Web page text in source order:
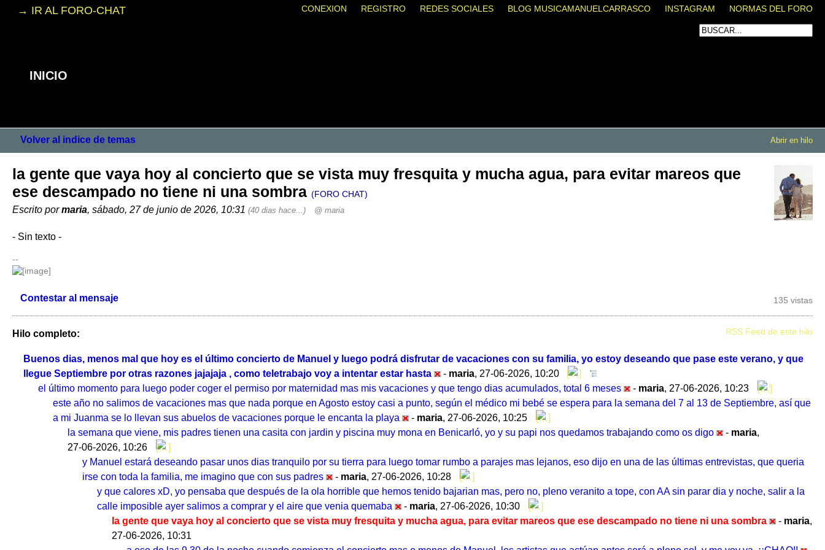
→ IR AL FORO-CHAT
INICIO
CONEXION REGISTRO REDES SOCIALES BLOG MUSICAMANUELCARRASCO INSTAGRAM NORMAS DEL FORO
Volver al indice de temas Abrir en hilo
la gente que vaya hoy al concierto que se vista muy fresquita y mucha agua, para evitar mareos que
ese descampado no tiene ni una sombra (FORO CHAT)
Escrito pormaria, sábado, 27 de junio de 2026, 10:31 (40 dias hace...) @ maria
- Sin texto -
--
Contestar al mensaje 135 vistas
Hilo completo: RSS Feed de este hilo
Buenos dias, menos mal que hoy es el último concierto de Manuel y luego podrá disfrutar de vacaciones con su familia, yo estoy deseando que pase este verano, y que
llegue Septiembre por otras razones jajajaja , como teletrabajo voy a intentar estar hasta
- maria, 27-06-2026, 10:20
el último momento para luego poder coger el permiso por maternidad mas mis vacaciones y que tengo dias acumulados, total 6 meses
- maria, 27-06-2026, 10:23
este año no salimos de vacaciones mas que nada porque en Agosto estoy casi a punto, según el médico mi bebé se espera para la semana del 7 al 13 de Septiembre, así que
a mi Juanma se lo llevan sus abuelos de vacaciones porque le encanta la playa
- maria, 27-06-2026, 10:25
la semana que viene, mis padres tienen una casita con jardin y piscina muy mona en Benicarló, yo y su papi nos quedamos trabajando como os digo
- maria,
27-06-2026, 10:26
y Manuel estará deseando pasar unos dias tranquilo por su tierra para luego tomar rumbo a parajes mas lejanos, eso dijo en una de las últimas entrevistas, que queria
irse con toda la familia, me imagino que con sus padres
- maria, 27-06-2026, 10:28
y que calores xD, yo pensaba que después de la ola horrible que hemos tenido bajarian mas, pero no, pleno veranito a tope, con AA sin parar dia y noche, salir a la
calle imposible ayer salimos a comprar y el aire que venia quemaba
- maria, 27-06-2026, 10:30
la gente que vaya hoy al concierto que se vista muy fresquita y mucha agua, para evitar mareos que ese descampado no tiene ni una sombra
- maria,
27-06-2026, 10:31